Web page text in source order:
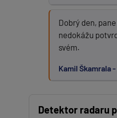
Dobrý den,
nedokážu
svém.
Kamil Škamrala -
Detektor radaru